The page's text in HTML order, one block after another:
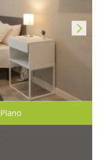
Plano